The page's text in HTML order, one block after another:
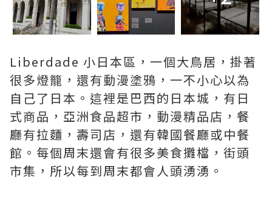
Liberdade 小日本區，一個大鳥居，掛著
很多燈籠，還有動漫塗鴉，一不小心以為
自己了日本。這裡是巴西的日本城，有日
式商品，亞洲食品超市，動漫精品店，餐
廳有拉麵，壽司店，還有韓國餐廳或中餐
館。每個周末還會有很多美食攤檔，街頭
市集，所以每到周末都會人頭湧湧。